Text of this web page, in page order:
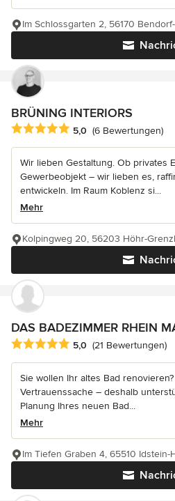
Im Schlossgarten 2, 56170
BRÜNING INTERIORS
Durchschnittliche Bewertung: 5
5,0 (6 Bewertungen)
Wir lieben Gestaltung. Ob privates
Gewerbeobjekt – wir lieben es,
entwickeln. Im Raum Koblenz si...
Mehr
Kolpingweg 20, 56203 Höhr-
DAS BADEZIMMER RHEIN
Durchschnittliche Bewertung: 5
5,0 (21 Bewertungen)
Sie wollen Ihr altes Bad
Vertrauenssache – deshalb
Planung Ihres neuen Bad...
Mehr
Im Tiefen Graben 4, 65510 Idstein-